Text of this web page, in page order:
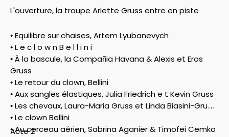
L'ouverture, la troupe Arlette Gruss entre en piste
• Equilibre sur chaises, Artem Lyubanevych
• L e c l o w n B e l l i n i
• À la bascule, la Compañia Havana & Alexis et Eros
Gruss
• Le retour du clown, Bellini
• Aux sangles élastiques, Julia Friedrich e t Kevin Gruss
• Les chevaux, Laura-Maria Gruss et Linda Biasini-Gruss
• Le clown Bellini
• Au cerceau aérien, Sabrina Aganier & Timofei Cemko
Acte 2